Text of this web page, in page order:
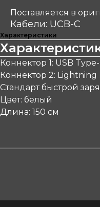
Поставляется в
Кабели: UCB-C
Характеристики
Коннектор 1: USB
Коннектор 2: Lightning
Стандарт быстрой
Цвет: белый
Длина: 150 см